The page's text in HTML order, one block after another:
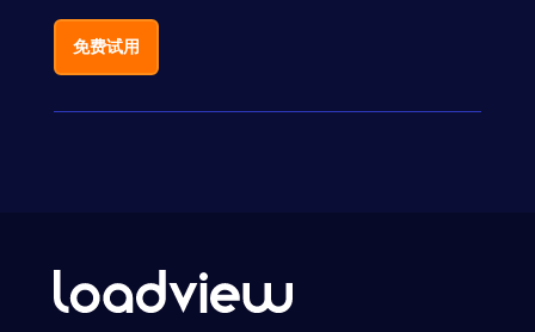
免费试用